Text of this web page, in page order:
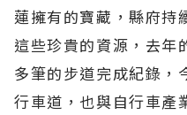
蓮擁有的寶藏，縣府持
這些珍貴的資源，去年
多筆的步道完成紀錄，
行車道，也與自行車產